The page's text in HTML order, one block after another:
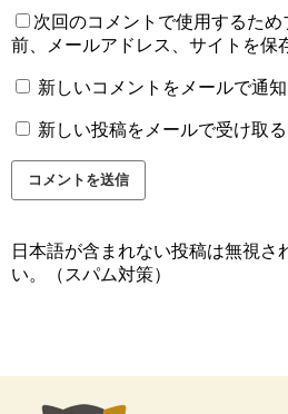
次回のコメントで使用するた
前、メールアドレス、サイトを保
新しいコメントをメールで通知
新しい投稿をメールで受け取る
日本語が含まれない投稿は無視さ
い。（スパム対策）